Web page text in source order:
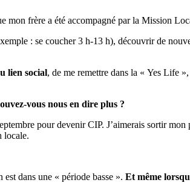
mon frère a été accompagné par la Mission
: se coucher 3 h-13 h), découvrir de
lien social, de me remettre dans la « Yes Life
vous nous en dire plus ?
pour devenir CIP. J’aimerais sortir
locale.
dans une « période basse ». Et même